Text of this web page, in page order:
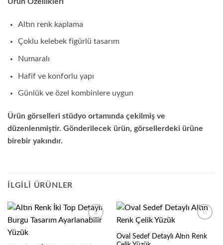
Altın renk kaplama
Çoklu kelebek figürlü tasarım
Numaralı
Hafif ve konforlu yapı
Günlük ve özel kombinlere uygun
Ürün görselleri stüdyo ortamında çekilmiş ve
düzenlenmiştir. Gönderilecek ürün, görsellerdeki ürüne
birebir yakındır.
İLGILI ÜRÜNLER
Oval Sedef Detaylı Altın Renk